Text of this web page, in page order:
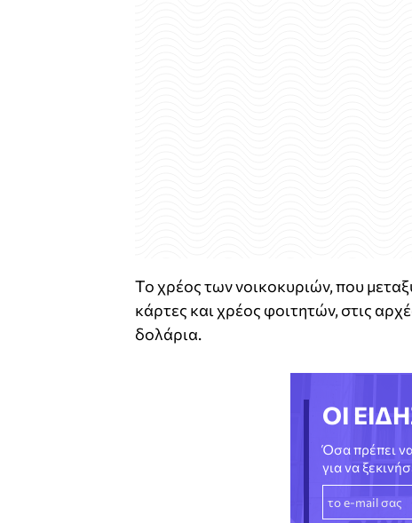
Το χρέος των νοικοκυριών, που
κάρτες και χρέος φοιτητών, στις
δολάρια.
ΟΙ
Όσα πρέπει
για να